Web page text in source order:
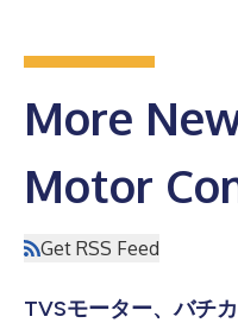
More
Motor
Get RSS Feed
TVSモーター、バチ